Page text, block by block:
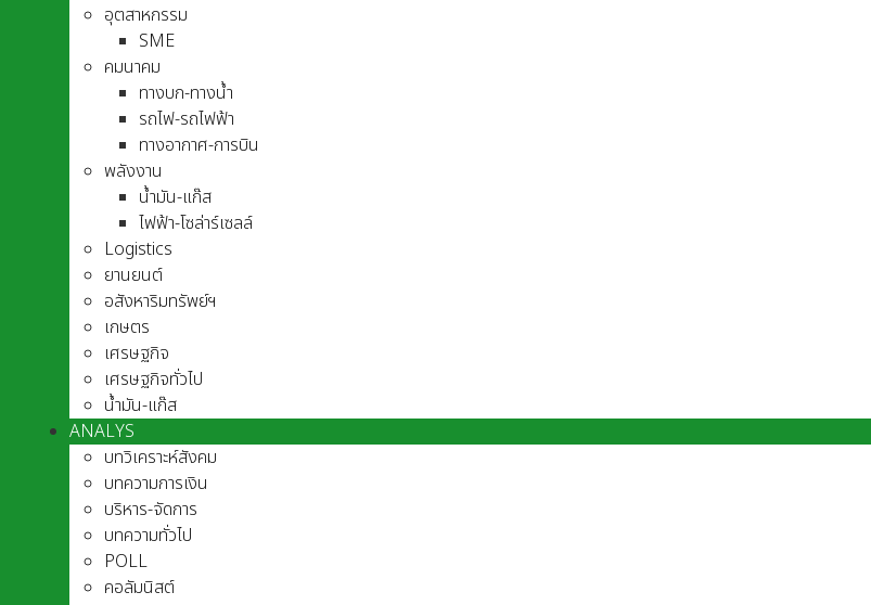
อุตสาหกรรม
SME
คมนาคม
ทางบก-ทางน้ำ
รถไฟ-รถไฟฟ้า
ทางอากาศ-การบิน
พลังงาน
น้ำมัน-แก๊ส
ไฟฟ้า-โซล่าร์เซลล์
Logistics
ยานยนต์
อสังหาริมทรัพย์ฯ
เกษตร
เศรษฐกิจ
เศรษฐกิจทั่วไป
น้ำมัน-แก๊ส
ANALYS
บทวิเคราะห์สังคม
บทความการเงิน
บริหาร-จัดการ
บทความทั่วไป
POLL
คอลัมนิสต์